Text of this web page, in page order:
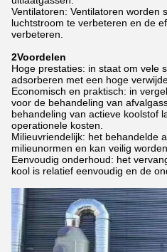
Ventilatoren: Ventilatoren worden
luchtstroom te verbeteren en de
verbeteren.
2Voordelen
Hoge prestaties: in staat om vele
adsorberen met een hoge
Economisch en praktisch: in
voor de behandeling van
behandeling van actieve koolstof
operationele kosten.
Milieuvriendelijk: het behandelde
milieunormen en kan veilig
Eenvoudig onderhoud: het
kool is relatief eenvoudig en de